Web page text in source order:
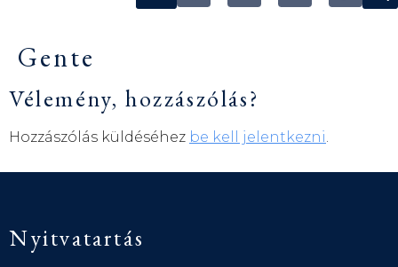
Gente
Vélemény, hozzászólás?
Hozzászólás küldéséhez be kell jelentkezni.
Nyitvatartás